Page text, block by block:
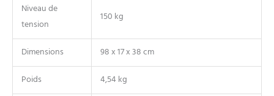
laissera plus fort, plus
confiant et prêt à affronter
tout ce qui vient ensuite
avec cette planche de Pilates
Niveau de
tension
150 kg
Dimensions
98 x 17 x 38 cm
Poids
4,54 kg